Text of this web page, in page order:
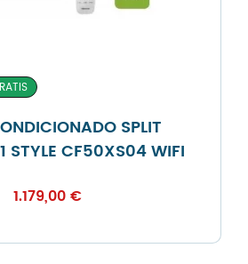
SPLIT
STYLE CF50XS04 WIFI
1.179,00€